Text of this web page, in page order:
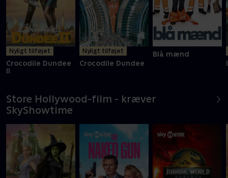
Nyligt tilføjet
Crocodile Dundee
II
Nyligt tilføjet
Crocodile Dundee
Blå mænd
Store Hollywood-film - kræver
SkyShowtime